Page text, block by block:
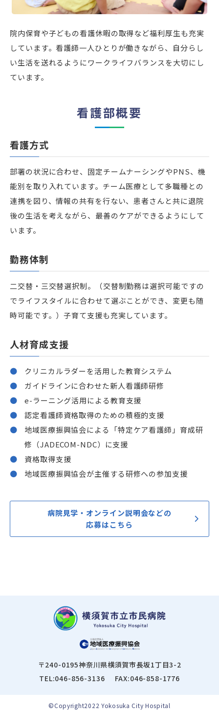
院内保育や子どもの看護休暇の取得など福利厚生も充実
しています。看護師一人ひとりが働きながら、自分らし
い生活を送れるようにワークライフバランスを大切にし
ています。
看護部概要
看護方式
部署の状況に合わせ、固定チームナーシングやPNS、機
能別を取り入れています。チーム医療として多職種との
連携を図り、情報の共有を行ない、患者さんと共に退院
後の生活を考えながら、最善のケアができるようにして
います。
勤務体制
二交替・三交替選択制。（交替制勤務は選択可能ですの
でライフスタイルに合わせて選ぶことができ、変更も随
時可能です。）子育て支援も充実しています。
人材育成支援
クリニカルラダーを活用した教育システム
ガイドラインに合わせた新人看護師研修
e-ラーニング活用による教育支援
認定看護師資格取得のための積極的支援
地域医療振興協会による「特定ケア看護師」育成研
修（JADECOM-NDC）に支援
資格取得支援
地域医療振興協会が主催する研修への参加支援
病院見学・オンライン説明会などの
応募はこちら
〒240-0195神奈川県横須賀市長坂1丁目3-2
TEL:046-856-3136
FAX:046-858-1776
©Copyright2022 Yokosuka City Hospital